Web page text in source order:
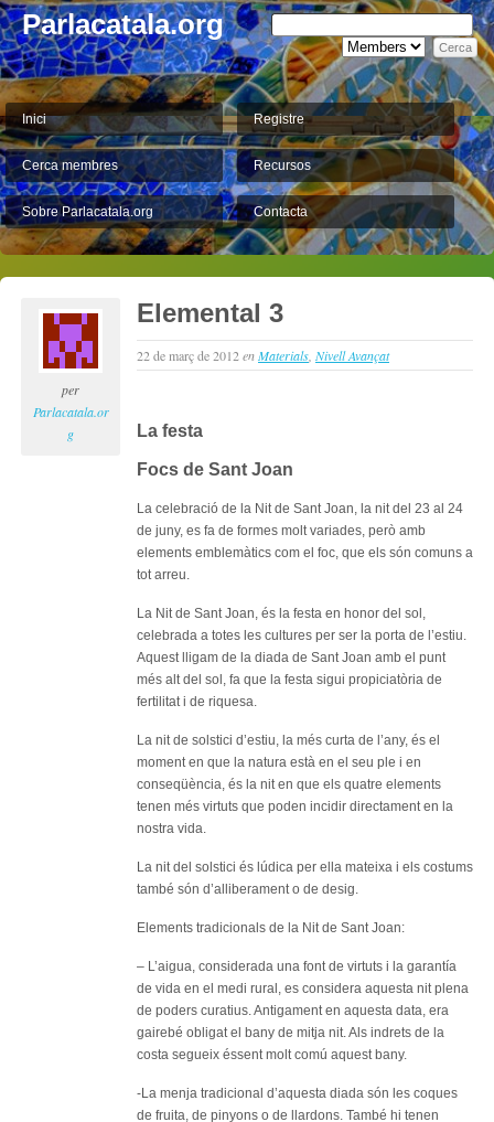
Parlacatala.org
Inici Registre
Cerca membres Recursos
Sobre Parlacatala.org Contacta
per
Parlacatala.or
g
Elemental 3
22 de març de 2012enMaterials Nivell Avançat
La festa
Focs de Sant Joan
La celebració de la Nit de Sant Joan, la nit del 23 al 24
de juny, es fa de formes molt variades, però amb
elements emblemàtics com el foc, que els són comuns a
tot arreu.
La Nit de Sant Joan, és la festa en honor del sol,
celebrada a totes les cultures per ser la porta de l’estiu.
Aquest lligam de la diada de Sant Joan amb el punt
més alt del sol, fa que la festa sigui propiciatòria de
fertilitat i de riquesa.
La nit de solstici d’estiu, la més curta de l’any, és el
moment en que la natura està en el seu ple i en
conseqüència, és la nit en que els quatre elements
tenen més virtuts que poden incidir directament en la
nostra vida.
La nit del solstici és lúdica per ella mateixa i els costums
també són d’alliberament o de desig.
Elements tradicionals de la Nit de Sant Joan:
– L’aigua, considerada una font de virtuts i la garantía
de vida en el medi rural, es considera aquesta nit plena
de poders curatius. Antigament en aquesta data, era
gairebé obligat el bany de mitja nit. Als indrets de la
costa segueix éssent molt comú aquest bany.
-La menja tradicional d’aquesta diada són les coques
de fruita, de pinyons o de llardons. També hi tenen